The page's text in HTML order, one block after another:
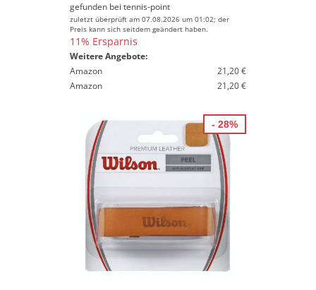
gefunden bei tennis-point
zuletzt überprüft am 07.08.2026 um 01:02; der
Preis kann sich seitdem geändert haben.
11% Ersparnis
Weitere Angebote:
Amazon
21,20 €
Amazon
21,20 €
- 28%